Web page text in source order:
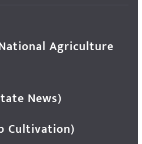
(National Agriculture
News)
Cultivation)